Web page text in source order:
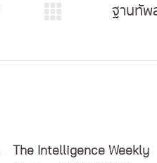
ฐานทัพ
The Intelligence Weekly